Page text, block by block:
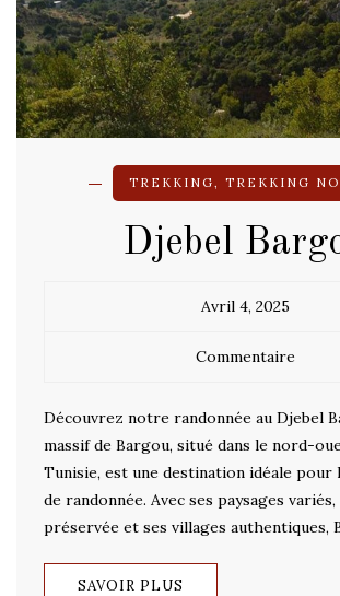
TREKKING , TREKKING
Djebel
Avril 4, 2025
Commentaire
Découvrez notre randonnée au Djebel
massif de Bargou, situé dans le nord-
Tunisie, est une destination idéale pour
de randonnée. Avec ses paysages
préservée et ses villages authentiques,
SAVOIR PLUS